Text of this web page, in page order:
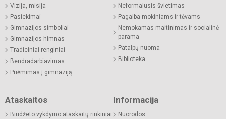
Vizija, misija
Pasiekimai
Gimnazijos simboliai
Gimnazijos himnas
Tradiciniai renginiai
Bendradarbiavimas
Priėmimas į gimnaziją
Neformalusis švietimas
Pagalba mokiniams ir tėvams
Nemokamas maitinimas ir socialinė
parama
Patalpų nuoma
Biblioteka
Ataskaitos
Biudžeto vykdymo ataskaitų rinkiniai
Informacija
Nuorodos